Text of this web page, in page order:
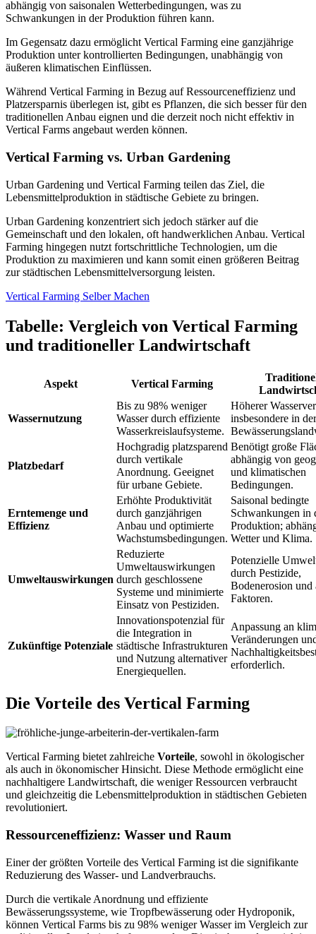
abhängig von saisonalen Wetterbedingungen, was zu
Schwankungen in der Produktion führen kann.
Im Gegensatz dazu ermöglicht Vertical Farming eine ganzjährige
Produktion unter kontrollierten Bedingungen, unabhängig von
äußeren klimatischen Einflüssen.
Während Vertical Farming in Bezug auf Ressourceneffizienz und
Platzersparnis überlegen ist, gibt es Pflanzen, die sich besser für den
traditionellen Anbau eignen und die derzeit noch nicht effektiv in
Vertical Farms angebaut werden können.
Vertical Farming vs. Urban Gardening
Urban Gardening und Vertical Farming teilen das Ziel, die
Lebensmittelproduktion in städtische Gebiete zu bringen.
Urban Gardening konzentriert sich jedoch stärker auf die
Gemeinschaft und den lokalen, oft handwerklichen Anbau. Vertical
Farming hingegen nutzt fortschrittliche Technologien, um die
Produktion zu maximieren und kann somit einen größeren Beitrag
zur städtischen Lebensmittelversorgung leisten.
Vertical Farming Selber Machen
Tabelle: Vergleich von Vertical Farming
und traditioneller Landwirtschaft
Aspekt Vertical Farming
Wassernutzung
Bis zu 98% weniger
Wasser durch effiziente
Wasserkreislaufsysteme.
Höherer
insbesondere in der
Platzbedarf
Hochgradig platzsparend
durch vertikale
Anordnung. Geeignet
für urbane Gebiete.
Benötigt große
abhängig von
und klimatischen
Bedingungen.
Erntemenge und
Effizienz
Erhöhte Produktivität
durch ganzjährigen
Anbau und optimierte
Wachstumsbedingungen.
Saisonal bedingte
Schwankungen in
Produktion;
Wetter und Klima.
Umweltauswirkungen
Reduzierte
Umweltauswirkungen
durch geschlossene
Systeme und minimierte
Einsatz von Pestiziden.
Potenzielle
durch Pestizide,
Bodenerosion und
Faktoren.
Zukünftige Potenziale
Innovationspotenzial für
die Integration in
städtische Infrastrukturen
und Nutzung alternativer
Energiequellen.
Anpassung an
Veränderungen
erforderlich.
Die Vorteile des Vertical Farming
Vertical Farming bietet zahlreiche Vorteile, sowohl in ökologischer
als auch in ökonomischer Hinsicht. Diese Methode ermöglicht eine
nachhaltigere Landwirtschaft, die weniger Ressourcen verbraucht
und gleichzeitig die Lebensmittelproduktion in städtischen Gebieten
revolutioniert.
Ressourceneffizienz: Wasser und Raum
Einer der größten Vorteile des Vertical Farming ist die signifikante
Reduzierung des Wasser- und Landverbrauchs.
Durch die vertikale Anordnung und effiziente
Bewässerungssysteme, wie Tropfbewässerung oder Hydroponik,
können Vertical Farms bis zu 98% weniger Wasser im Vergleich zur